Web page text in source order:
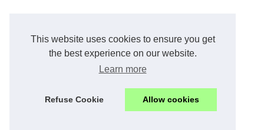
This website uses cookies to ensure you get
the best experience on our website.
Learn more
Refuse Cookie Allow cookies